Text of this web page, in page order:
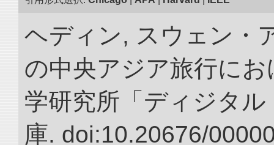
ヘディン, スウェン・
の中央アジア旅行にお
学研究所「ディジタ
庫. doi:10.20676/